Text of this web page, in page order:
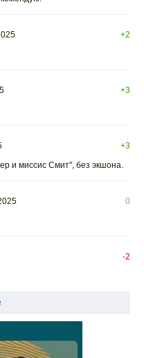
+2
+3
+3
и миссис Смит", без экшона.
0
-2